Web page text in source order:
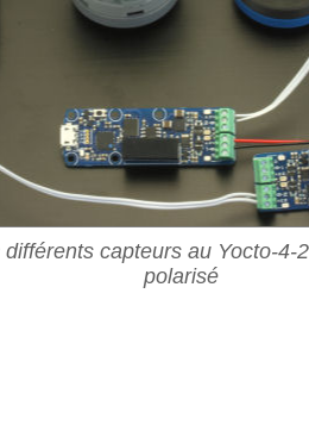
capteurs au Yocto-4-
polarisé